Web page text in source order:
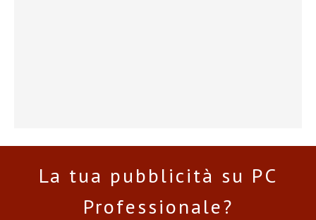
La tua pubblicità su PC
Professionale?